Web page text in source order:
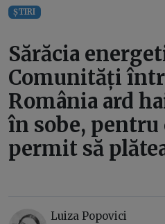
ȘTIRI
Sărăcia
Comunități
România ard
în sobe, pentru
permit să
Luiza Popovici